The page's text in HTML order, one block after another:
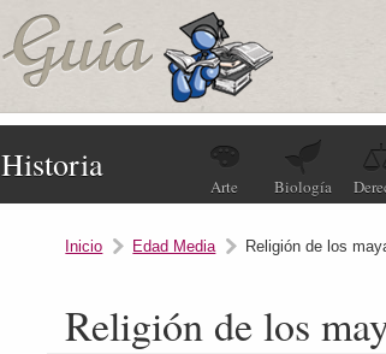
Historia
Arte Biología
Inicio Edad Media Religión de los
Religión de los